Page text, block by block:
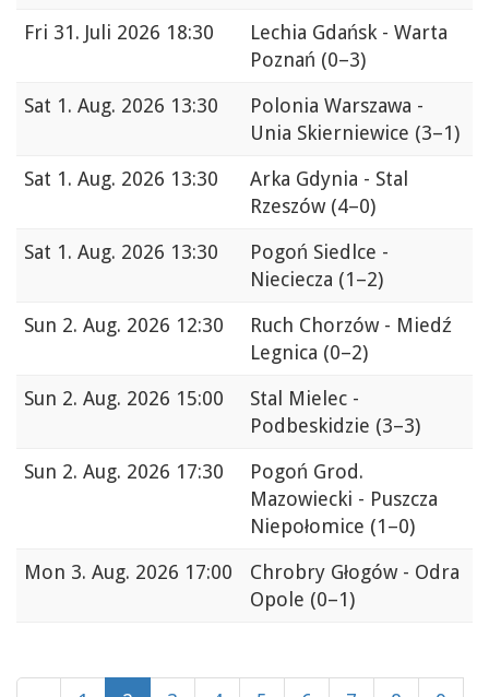
Fri 31. Juli 2026 18:30
Lechia Gdańsk - Warta
Poznań (0–3)
Sat 1. Aug. 2026 13:30
Polonia Warszawa -
Unia Skierniewice (3–1)
Sat 1. Aug. 2026 13:30
Arka Gdynia - Stal
Rzeszów (4–0)
Sat 1. Aug. 2026 13:30
Pogoń Siedlce -
Nieciecza (1–2)
Sun 2. Aug. 2026 12:30
Ruch Chorzów - Miedź
Legnica (0–2)
Sun 2. Aug. 2026 15:00
Stal Mielec -
Podbeskidzie (3–3)
Sun 2. Aug. 2026 17:30
Pogoń Grod.
Mazowiecki - Puszcza
Niepołomice (1–0)
Mon 3. Aug. 2026 17:00
Chrobry Głogów - Odra
Opole (0–1)